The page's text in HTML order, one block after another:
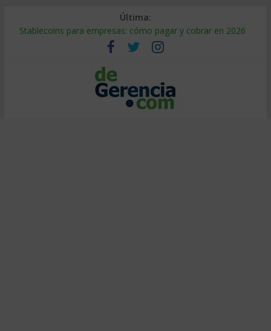
Última:
Stablecoins para empresas: cómo pagar y cobrar en 2026
Despido silencioso: qué es y por qué sale tan caro
IA en selección de personal: cómo auditarla a tiempo
Trabajo forzoso en la cadena de suministro: qué hacer
Mercado hispano de EE. UU.: cómo segmentarlo y venderle